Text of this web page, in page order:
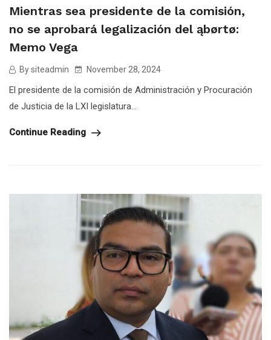
Mientras sea presidente de la comisión,
no se aprobará legalización del ąbørtø:
Memo Vega
By siteadmin November 28, 2024
El presidente de la comisión de Administración y Procuración
de Justicia de la LXI legislatura...
Continue Reading